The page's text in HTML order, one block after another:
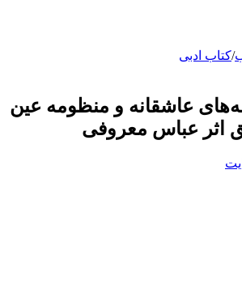
/کتاب ادبی
عاشقانه و منظومه عین
اثر عباس معروفی